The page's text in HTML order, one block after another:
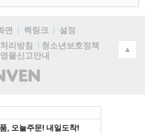
면 퀵링크
설정
리방침
청소년보호정책
물신고안내
(주)
인
▲